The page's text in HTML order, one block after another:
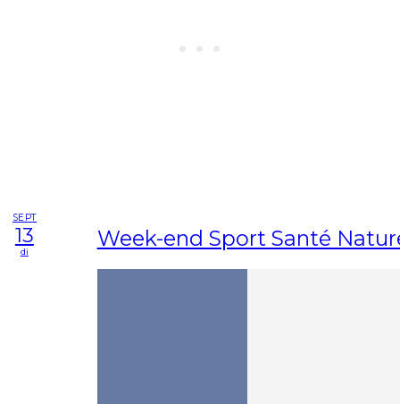
SEPT
13
di Week-end Sport Santé